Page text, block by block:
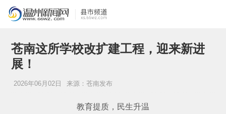
苍南这所学校改扩建工程，迎来新进
展！
2026年06月02日 来源：苍南发布
教育提质，民生升温